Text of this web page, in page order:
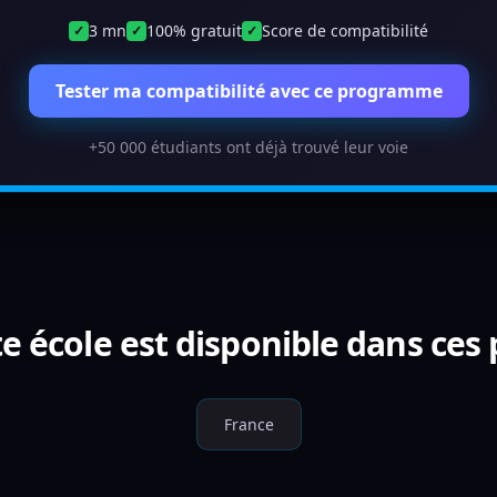
✓ 3 mn ✓ 100% gratuit ✓ Score de compatibilité
Tester ma compatibilité avec ce programme
+50 000 étudiants ont déjà trouvé leur voie
école est disponible dans ces
France